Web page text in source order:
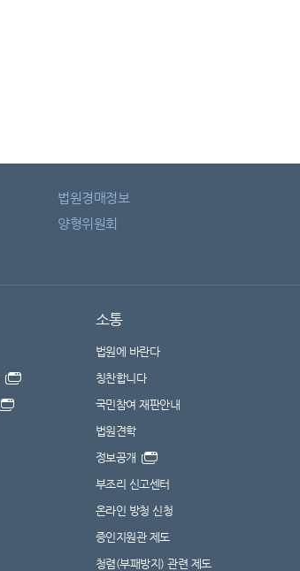
법원경매정보
양형위원회
소통
법원에 바란다
칭찬합니다
국민참여 재판안내
법원견학
정보공개
부조리 신고센터
온라인 방청 신청
증인지원관 제도
청렴(부패방지) 관련 제도